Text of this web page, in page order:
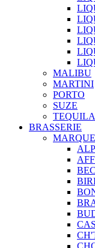
MALIBU
MARTINI
PORTO
SUZE
TEQUILA
BRASSERIE